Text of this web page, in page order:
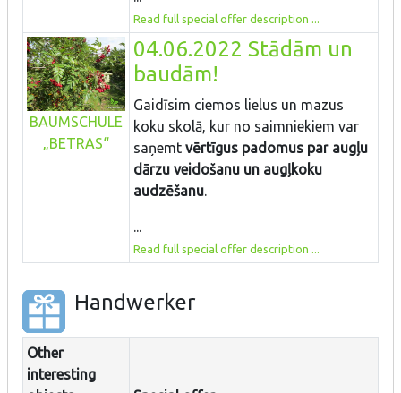
Read full special offer description ...
BAUMSCHULE
„BETRAS“
04.06.2022 Stādām un
baudām!
Gaidīsim ciemos lielus un mazus
koku skolā, kur no saimniekiem var
saņemt vērtīgus padomus par augļu
dārzu veidošanu un augļkoku
audzēšanu.
...
Read full special offer description ...
Handwerker
Other
interesting